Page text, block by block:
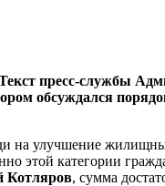
пресс-службы
обсуждался
на улучшение
этой категории
, сумма